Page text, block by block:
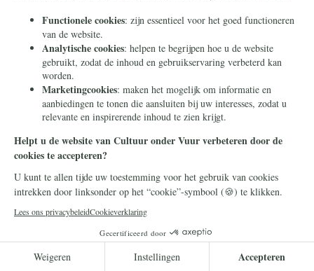
Frans Timmermans
Frans Timmermans krijgt
geheel onverdiend een
eretitel als minister van Staat
Frans Timmermans is benoemd tot minister
van Staat. Waar heeft hij dit buitengewone
eerbetoon aan te danken?